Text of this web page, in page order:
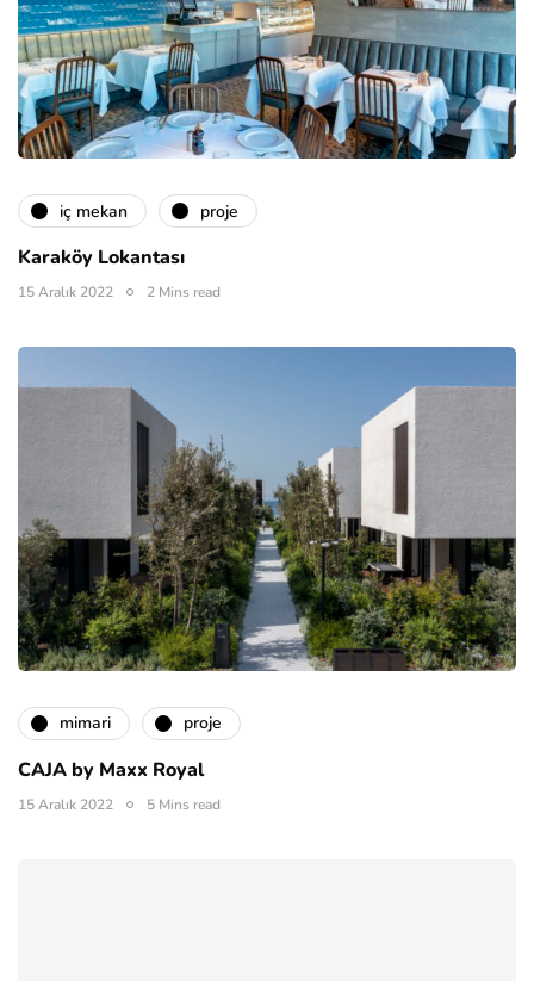
i̇ç mekan proje
Karaköy Lokantası
15 Aralık 2022 2 Mins read
mimari proje
CAJA by Maxx Royal
15 Aralık 2022 5 Mins read